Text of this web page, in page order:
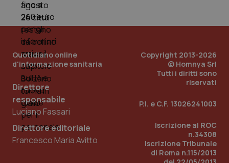
Quotidiano online
d'informazione sanitaria
Direttore
responsabile
Luciano Fassari
Direttore editoriale
Francesco Maria Avitto
Copyright 2013-2026
© Homnya Srl
Tutti i diritti sono
riservati
P.I. e C.F. 13026241003
Iscrizione al ROC
n.34308
Iscrizione Tribunale
di Roma n.115/2013
PHPSESSID
www.quotidianosanita.it